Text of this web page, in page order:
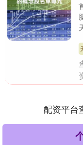
配资平台